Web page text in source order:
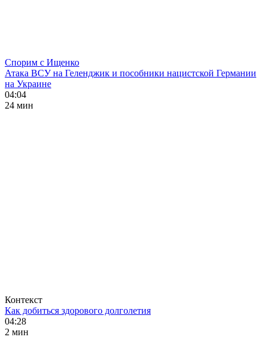
Спорим с Ищенко
Атака ВСУ на Геленджик и пособники нацистской Германии
на Украине
04:04
24 мин
Контекст
Как добиться здорового долголетия
04:28
2 мин